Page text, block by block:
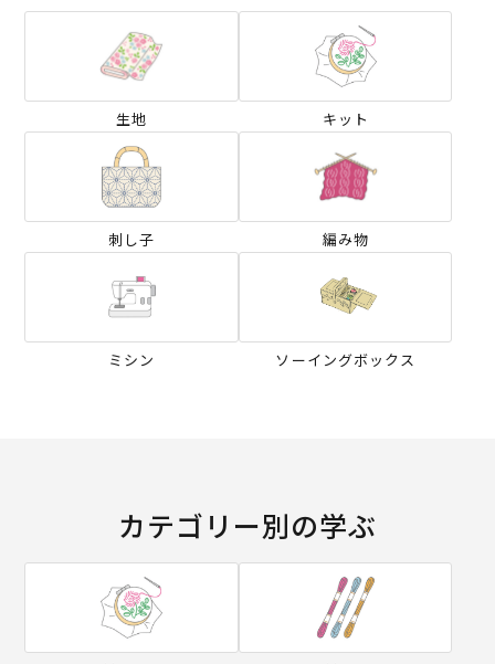
生地 キット
刺し子 編み物
ミシン ソーイングボックス
カテゴリー別の学ぶ